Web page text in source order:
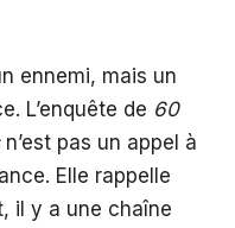
ennemi, mais un
L’enquête de 60
n’est pas un appel à
Elle rappelle
il y a une chaîne